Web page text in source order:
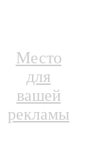
Место
для
вашей
рекламы